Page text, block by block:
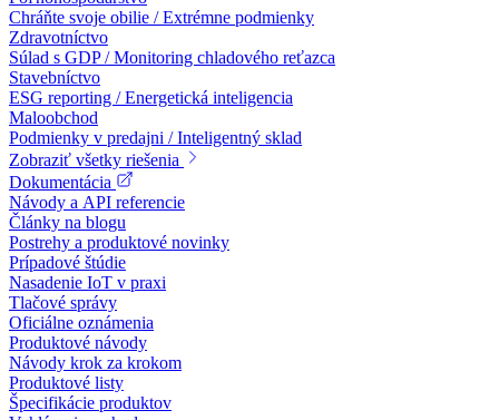
Chráňte svoje obilie / Extrémne podmienky
Zdravotníctvo
Súlad s GDP / Monitoring chladového reťazca
Stavebníctvo
ESG reporting / Energetická inteligencia
Maloobchod
Podmienky v predajni / Inteligentný sklad
Zobraziť všetky riešenia
Dokumentácia
Návody a API referencie
Články na blogu
Postrehy a produktové novinky
Prípadové štúdie
Nasadenie IoT v praxi
Tlačové správy
Oficiálne oznámenia
Produktové návody
Návody krok za krokom
Produktové listy
Špecifikácie produktov